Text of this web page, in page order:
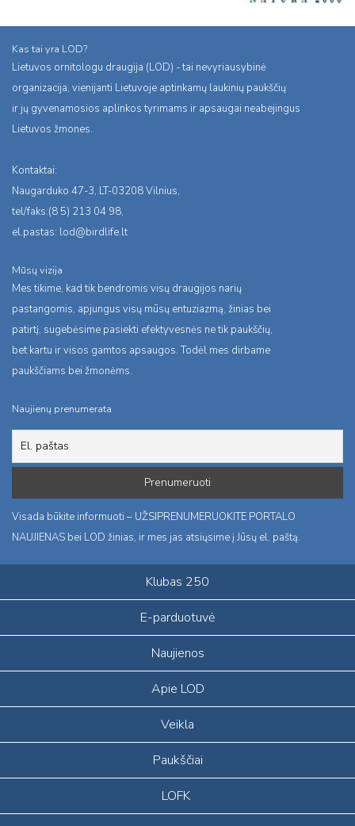
Kas tai yra LOD?
Lietuvos ornitologu draugija (LOD) - tai nevyriausybinė
organizacija, vienijanti Lietuvoje aptinkamų laukinių paukščių
ir jų gyvenamosios aplinkos tyrimams ir apsaugai neabejingus
Lietuvos žmones.
Kontaktai:
Naugarduko 47-3, LT-03208 Vilnius,
tel/faks:(8 5) 213 04 98,
el.pastas: lod@birdlife.lt
Mūsų vizija
Mes tikime, kad tik bendromis visų draugijos narių
pastangomis, apjungus visų mūsų entuziazmą, žinias bei
patirtį, sugebėsime pasiekti efektyvesnės ne tik paukščių,
bet kartu ir visos gamtos apsaugos. Todėl mes dirbame
paukščiams bei žmonėms.
Naujienų prenumerata
Visada būkite informuoti – UŽSIPRENUMERUOKITE PORTALO
NAUJIENAS bei LOD žinias, ir mes jas atsiųsime į Jūsų el. paštą.
Klubas 250
E-parduotuvė
Naujienos
Apie LOD
Veikla
Paukščiai
LOFK